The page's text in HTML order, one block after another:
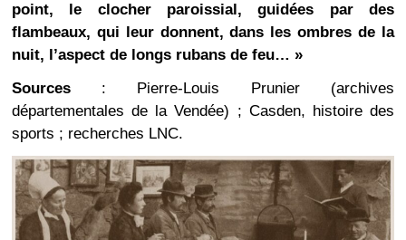
point, le clocher paroissial, guidées par des
flambeaux, qui leur donnent, dans les ombres de la
nuit, l’aspect de longs rubans de feu… »
Sources: Pierre-Louis Prunier (archives
départementales de la Vendée) ; Casden, histoire des
sports ; recherches LNC.